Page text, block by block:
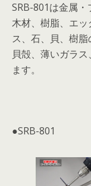
SRB-801は金属
木材、樹脂、エ
ス、石、貝、樹
貝殻、薄いガラ
ます。
●SRB-801